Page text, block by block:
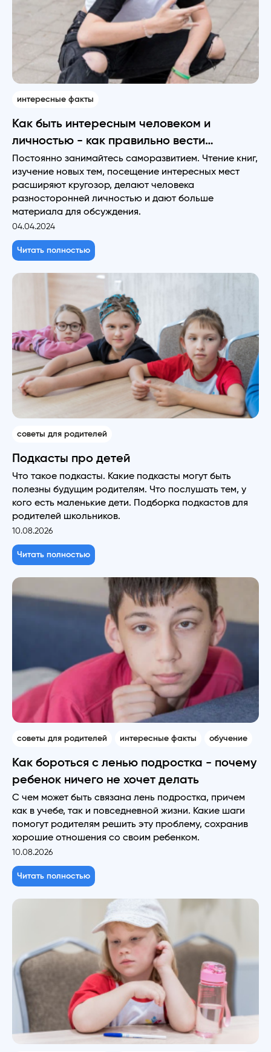
интересные факты
Как быть интересным человеком и
личностью - как правильно вести
разговор
Постоянно занимайтесь саморазвитием. Чтение книг,
изучение новых тем, посещение интересных мест
расширяют кругозор, делают человека
разносторонней личностью и дают больше
материала для обсуждения.
04.04.2024
Читать полностью
советы для родителей
Подкасты про детей
Что такое подкасты. Какие подкасты могут быть
полезны будущим родителям. Что послушать тем, у
кого есть маленькие дети. Подборка подкастов для
родителей школьников.
10.08.2026
Читать полностью
советы для родителей интересные факты обучение
Как бороться с ленью подростка - почему
ребенок ничего не хочет делать
С чем может быть связана лень подростка, причем
как в учебе, так и повседневной жизни. Какие шаги
помогут родителям решить эту проблему, сохранив
хорошие отношения со своим ребенком.
10.08.2026
Читать полностью